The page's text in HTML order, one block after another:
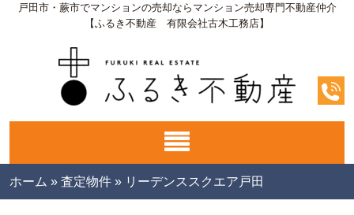
戸田市・蕨市でマンションの売却ならマンション売却専門不動産仲介
【ふるき不動産 有限会社古木工務店】
ホーム » 査定物件 » リーデンススクエア戸田